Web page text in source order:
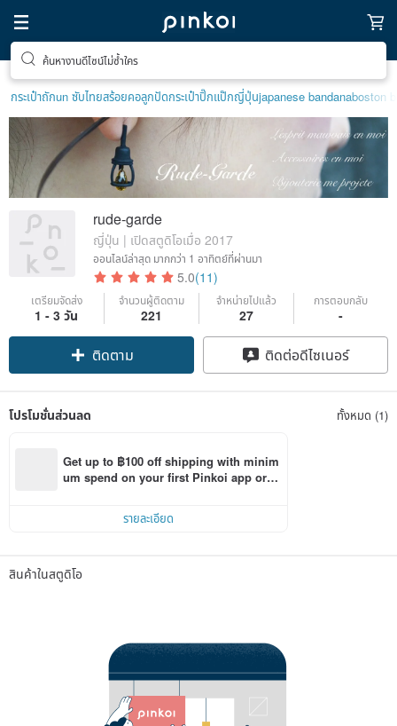
ค้นหางานดีไซน์ไม่ซ้ำใคร
กระเป๋าถักun ซับไทยสร้อยคอลูกปัดกระเป๋าปิ๊กแป๊กญี่ปุ่นjapanese bandanaboston
rude-garde
ญี่ปุ่น | เปิดสตูดิโอเมื่อ 2017
ออนไลน์ล่าสุด มากกว่า 1 อาทิตย์ที่ผ่านมา
5.0(11)
เตรียมจัดส่ง
1 - 3 วัน
จำนวนผู้ติดตาม
221
จำหน่ายไปแล้ว
27
การตอบกลับ
-
Claim coupon
ติดตาม
ติดต่อดีไซเนอร์
โปรโมชั่นส่วนลด ทั้งหมด (1)
Get up to ฿100 off shipping with minim
um spend on your first Pinkoi app orde
รายละเอียด
สินค้าในสตูดิโอ